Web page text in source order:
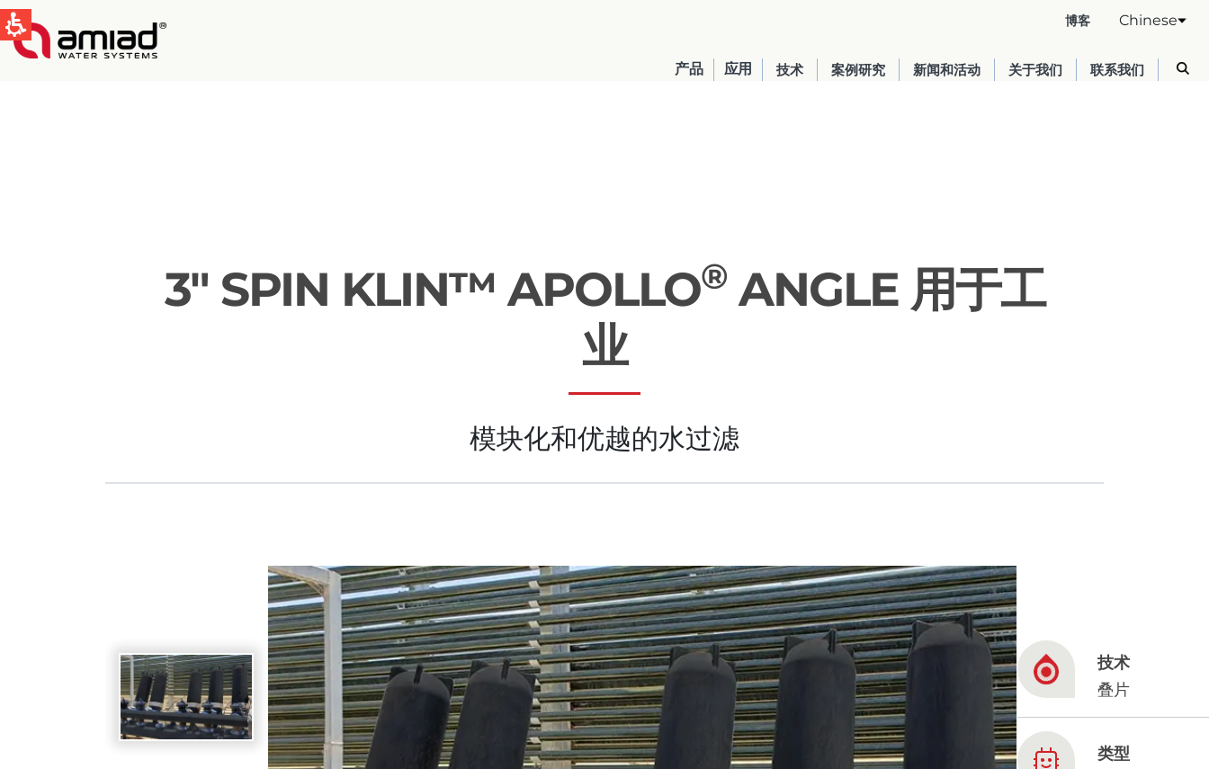
博客 Chinese
产品 应用 技术 案例研究 新闻和活动 关于我们 联系我们
Global United States
English
Australia
Russia
Russian
Germany Israel China
Based on your current location, we recommend this Amiad website for you
North America- English
3″ SPIN KLIN™ APOLLO®ANGLE 用于工
业
模块化和优越的水过滤
技术
叠片
类型